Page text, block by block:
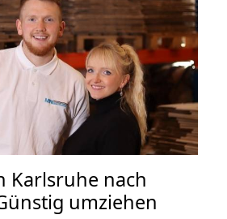
Karlsruhe nach
umziehen